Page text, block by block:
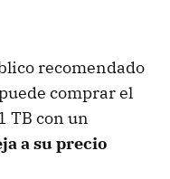
recomendado
comprar el
TB con un
a su precio